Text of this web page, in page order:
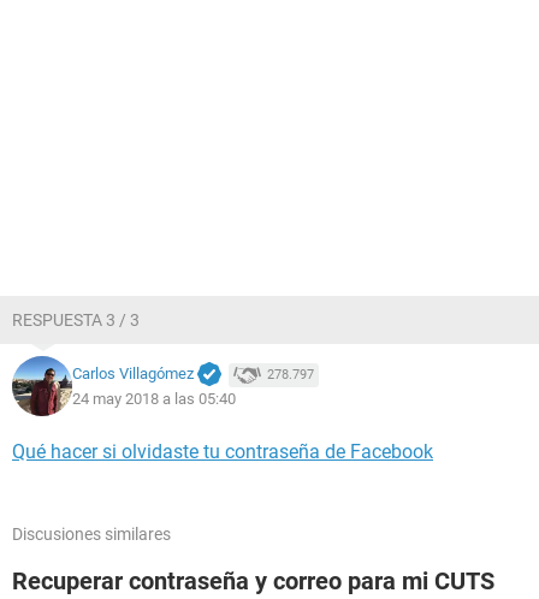
RESPUESTA 3 / 3
Carlos Villagómez 278.797
24 may 2018 a las 05:40
Qué hacer si olvidaste tu contraseña de Facebook
Discusiones similares
Recuperar contraseña y correo para mi CUTS